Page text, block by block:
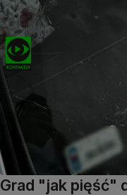
Grad "jak pięść"